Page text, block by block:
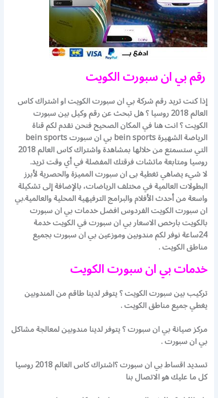
رقم بي ان سبورت الكويت
إذا كنت تريد رقم شركة بي ان سبورت الكويت او اشتراك كاس
العالم 2018 روسيا ؟ هل تبحث عن رقم وكيل بين سبورت
الكويت ؟ انت هنا في المكان الصحيح فنحن نقدم لكم قناة
الرياضة الشهيرة bein sports بي ان سبورت bein sports
التي ستسمتع من خلالها بمشاهدة واشتراك كاس العالم 2018
روسيا ومتابعة ماتشات فرقتك المفضلة في أي وقت تريد.
لا شيء يضاهي تغطية بى ان سبورت المميزة والحصرية لأبرز
البطولات العالمية في مختلف الرياضات، بالإضافة إلى تشكيلة
واسعة من أحدث الأفلام والبرامج الترفيهية المحلية والعالمية.بي
ان سبورت الكويت الفردوس افضل خدمات بي ان سبورت
بالكويت بارخص الاسعار بي ان سبورت في الكويت خدمة
24ساعة نوفر لكم مندوبين وموزعين بي ان سبورت بجميع
مناطق الكويت .
خدمات بي ان سبورت الكويت
تركيب بين سبورت الكويت ؟ يتوفر لدينا طاقم من المندوبين
يغطي جميع مناطق الكويت .
مركز صيانة بي ان سبورت ؟ يتوفر لدينا مندوبين لمعالجة مشاكل
بي ان سبورت .
تسديد اقساط بي ان سبورت ؟اشتراك كاس العالم 2018 روسيا
كل ما عليك هو الاتصال بنا